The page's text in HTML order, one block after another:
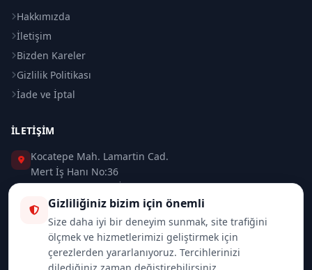
Hakkımızda
İletişim
Bizden Kareler
Gizlilik Politikası
İade ve İptal
İLETIŞIM
Kocatepe Mah. Lamartin Cad.
Mert İş Hanı No:36
Taksim / Beyoğlu / İSTANBUL
0 (212) 235 37 83
0 (532) 418 08 46
Gizliliğiniz bizim için önemli
Size daha iyi bir deneyim sunmak, site trafiğini
ölçmek ve hizmetlerimizi geliştirmek için
çerezlerden yararlanıyoruz. Tercihlerinizi